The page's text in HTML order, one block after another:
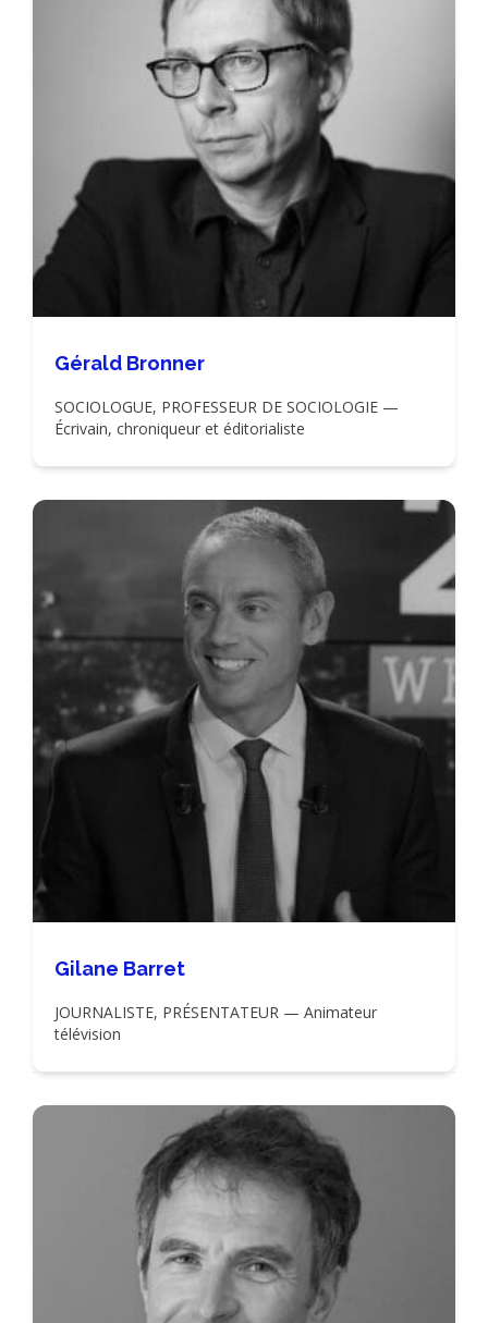
Gérald Bronner
SOCIOLOGUE, PROFESSEUR DE SOCIOLOGIE —
Écrivain, chroniqueur et éditorialiste
Gilane Barret
JOURNALISTE, PRÉSENTATEUR — Animateur
télévision